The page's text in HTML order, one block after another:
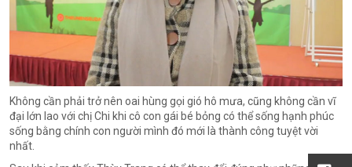
Không cần phải trở nên oai hùng gọi gió hô mưa, cũng không cần vĩ
đại lớn lao với chị Chi khi cô con gái bé bỏng có thể sống hạnh phúc
sống bằng chính con người mình đó mới là thành công tuyệt vời
nhất.